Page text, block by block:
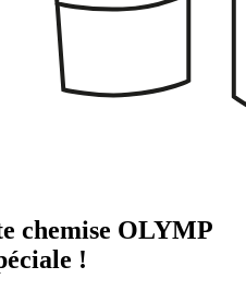
chemise OLYMP
!